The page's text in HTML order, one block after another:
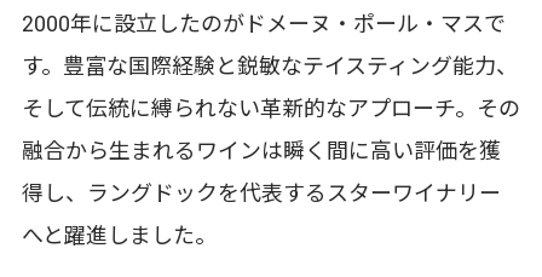
2000年に設立したのがドメーヌ・ポール・マスで
す。豊富な国際経験と鋭敏なテイスティング能力、
そして伝統に縛られない革新的なアプローチ。その
融合から生まれるワインは瞬く間に高い評価を獲
得し、ラングドックを代表するスターワイナリー
へと躍進しました。